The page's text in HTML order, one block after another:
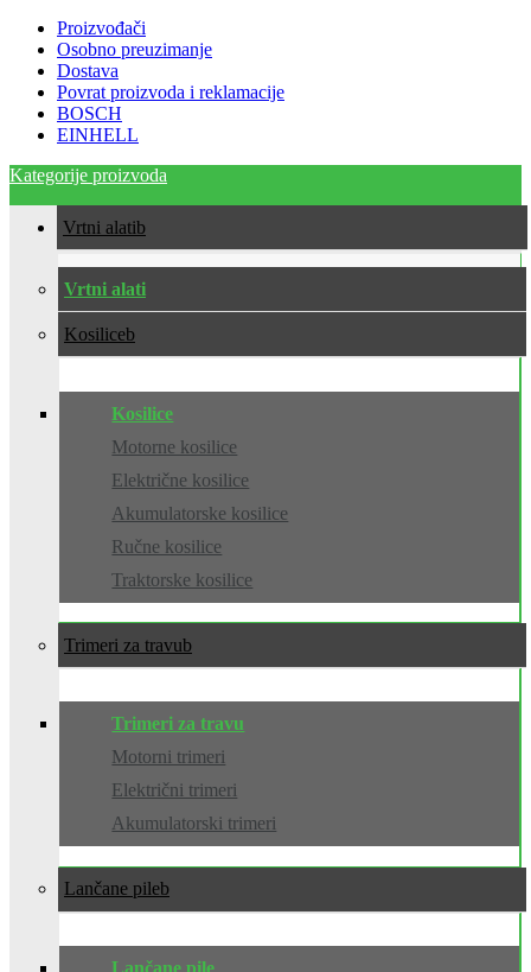
Proizvođači
Osobno preuzimanje
Dostava
Povrat proizvoda i reklamacije
BOSCH
EINHELL
Kategorije proizvoda
Vrtni alati
Vrtni alati
Kosilice
Kosilice
Motorne kosilice
Električne kosilice
Akumulatorske kosilice
Ručne kosilice
Traktorske kosilice
Trimeri za travu
Trimeri za travu
Motorni trimeri
Električni trimeri
Akumulatorski trimeri
Lančane pile
Lančane pile